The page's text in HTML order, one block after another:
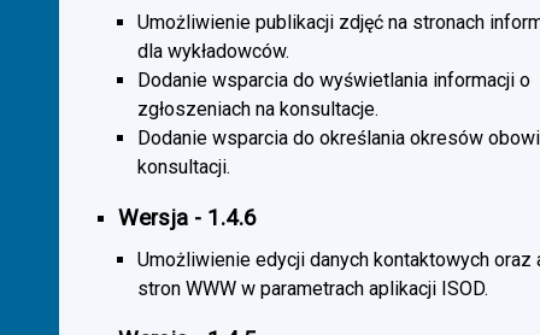
Umożliwienie publikacji zdjęć na stronach
dla wykładowców.
Dodanie wsparcia do wyświetlania informacji o
zgłoszeniach na konsultacje.
Dodanie wsparcia do określania okresów
konsultacji.
Wersja - 1.4.6
Umożliwienie edycji danych kontaktowych oraz
stron WWW w parametrach aplikacji ISOD.